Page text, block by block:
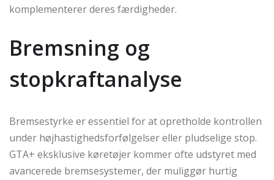
komplementerer deres færdigheder.
Bremsning og
stopkraftanalyse
Bremsestyrke er essentiel for at opretholde kontrollen
under højhastighedsforfølgelser eller pludselige stop.
GTA+ eksklusive køretøjer kommer ofte udstyret med
avancerede bremsesystemer, der muliggør hurtig